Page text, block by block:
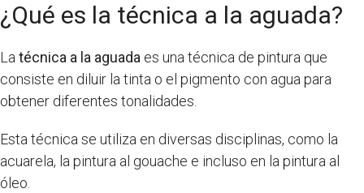
¿Qué es la técnica a la aguada?
Latécnica a la aguada es una técnica de pintura que
consiste en diluir la tinta o el pigmento con agua para
obtener diferentes tonalidades.
Esta técnica se utiliza en diversas disciplinas, como la
acuarela, la pintura al gouache e incluso en la pintura al
óleo.